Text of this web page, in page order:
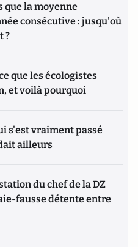
que la moyenne
consécutive : jusqu'où
?
que les écologistes
et voilà pourquoi
s'est vraiment passé
ailleurs
du chef de la DZ
fausse détente entre